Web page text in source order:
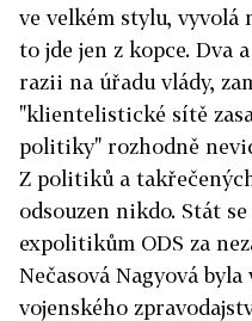
ve velkém stylu, vyvolá
to jde jen z kopce. Dva
razii na úřadu vlády,
"klientelistické sítě
politiky" rozhodně
Z politiků a
odsouzen nikdo. Stát
expolitikům ODS za
Nečasová Nagyová
vojenského